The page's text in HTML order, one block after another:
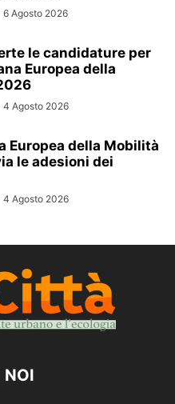
6 Agosto 2026
le candidature per
Europea della
4 Agosto 2026
Europea della Mobilità
le adesioni dei
4 Agosto 2026
NOI